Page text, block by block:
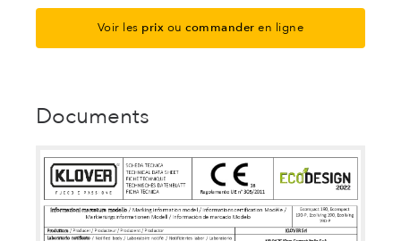
Voir les prix oucommander en ligne
Documents